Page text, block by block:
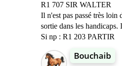
R1 707 SIR WALTER
Il n'est pas passé très loin
sortie dans les handicaps.
Si np : R1 203 PARTIR
Bouchaib